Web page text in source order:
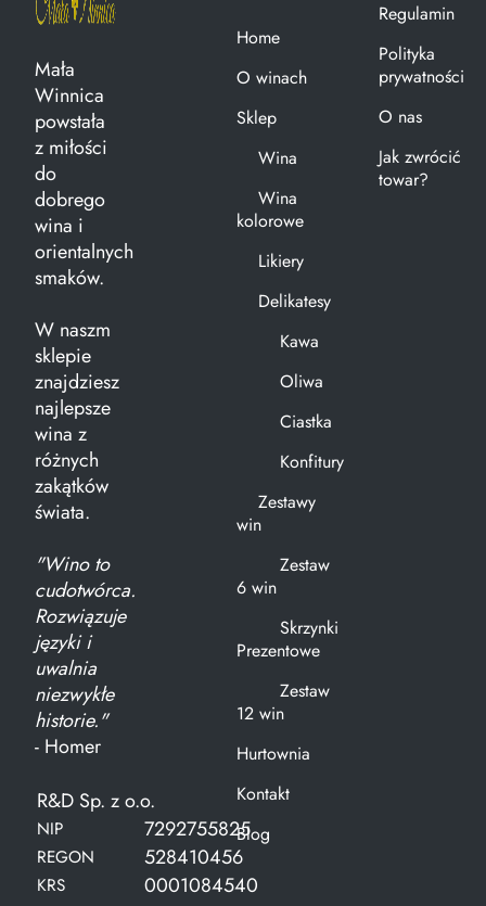
Mała
Winnica
powstała
z miłości
do
dobrego
wina i
orientalnych
smaków.
W naszm
sklepie
znajdziesz
najlepsze
wina z
różnych
zakątków
świata.
"Wino to
cudotwórca.
Rozwiązuje
języki i
uwalnia
niezwykłe
historie."
- Homer
R&D Sp. z o.o.
NIP 7292755825
REGON 528410456
KRS 0001084540
Home
O winach
Sklep
Wina
Wina
kolorowe
Likiery
Delikatesy
Kawa
Oliwa
Ciastka
Konfitury
Zestawy
win
Zestaw
6 win
Skrzynki
Prezentowe
Zestaw
12 win
Hurtownia
Kontakt
Blog
Regulamin
Polityka
prywatności
O nas
Jak zwrócić
towar?